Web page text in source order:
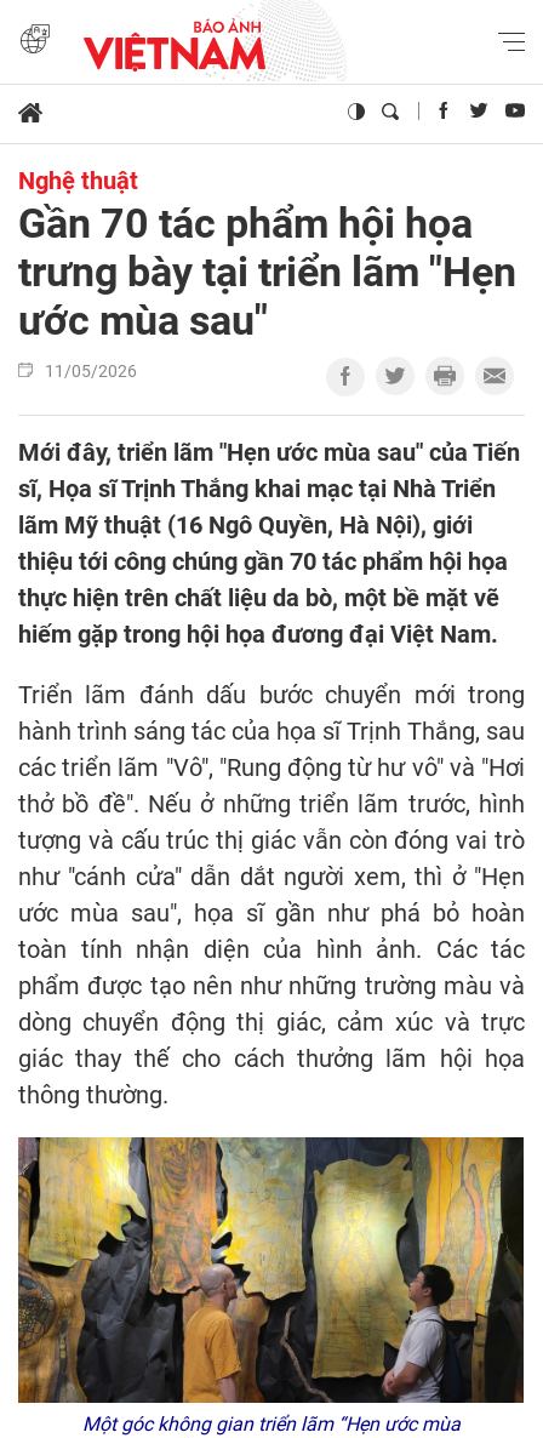
Nghệ thuật
Gần 70 tác phẩm hội họa
trưng bày tại triển lãm "Hẹn
ước mùa sau"
11/05/2026
Mới đây, triển lãm "Hẹn ước mùa sau" của Tiến
sĩ, Họa sĩ Trịnh Thắng khai mạc tại Nhà Triển
lãm Mỹ thuật (16 Ngô Quyền, Hà Nội), giới
thiệu tới công chúng gần 70 tác phẩm hội họa
thực hiện trên chất liệu da bò, một bề mặt vẽ
hiếm gặp trong hội họa đương đại Việt Nam.
Triển lãm đánh dấu bước chuyển mới trong
hành trình sáng tác của họa sĩ Trịnh Thắng, sau
các triển lãm "Vô", "Rung động từ hư vô" và "Hơi
thở bồ đề". Nếu ở những triển lãm trước, hình
tượng và cấu trúc thị giác vẫn còn đóng vai trò
như "cánh cửa" dẫn dắt người xem, thì ở "Hẹn
ước mùa sau", họa sĩ gần như phá bỏ hoàn
toàn tính nhận diện của hình ảnh. Các tác
phẩm được tạo nên như những trường màu và
dòng chuyển động thị giác, cảm xúc và trực
giác thay thế cho cách thưởng lãm hội họa
thông thường.
Một góc không gian triển lãm “Hẹn ước mùa